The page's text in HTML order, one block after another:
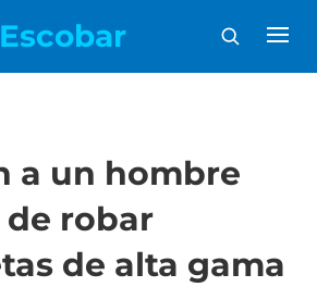
a un hombre
robar
de alta gama